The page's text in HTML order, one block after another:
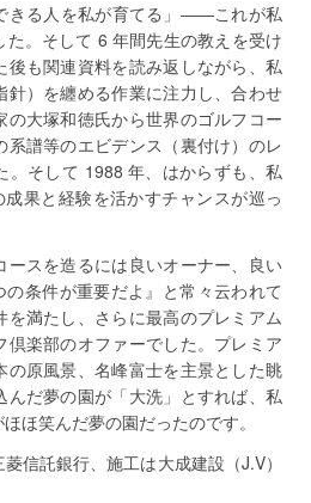
きる人を私が育てる」――これが私
た。そして 6 年間先生の教えを受け
後も関連資料を読み返しながら、私
針）を纏める作業に注力し、合わせ
の大塚和徳氏から世界のゴルフコー
譜等のエビデンス（裏付け）のレ
。そして 1988 年、はからずも、私
果と経験を活かすチャンスが巡っ
ースを造るには良いオーナー、良い
条件が重要だよ』と常々云われて
を満たし、さらに最高のプレミアム
楽部のオファーでした。プレミア
の原風景、名峰富士を主景とした眺
んだ夢の園が「大洗」とすれば、私
ほ笑んだ夢の園だったのです。
信託銀行、施工は大成建設（J.V）